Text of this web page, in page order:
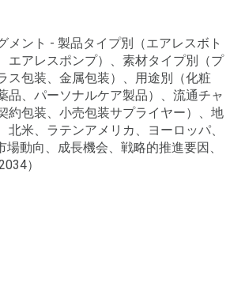
メント - 製品タイプ別（エアレスボト
エアレスポンプ）、素材タイプ別（プ
ス包装、金属包装）、用途別（化粧
品、パーソナルケア製品）、流通チャ
約包装、小売包装サプライヤー）、地
北米、ラテンアメリカ、ヨーロッパ、
動向、成長機会、戦略的推進要因、
）